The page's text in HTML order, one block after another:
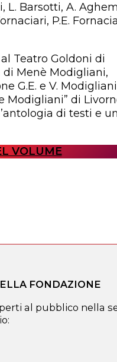
L. Barsotti, A.
P.E.
Teatro Goldoni di
di Menè Modigliani,
G.E. e V.
Modigliani” di
di testi e
VOLUME
FONDAZIONE
al pubblico nella